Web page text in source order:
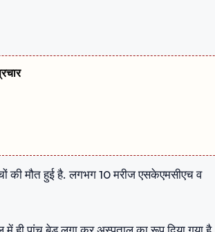
की मौत हुई है. लगभग 10 मरीज एसकेएमसीएच व